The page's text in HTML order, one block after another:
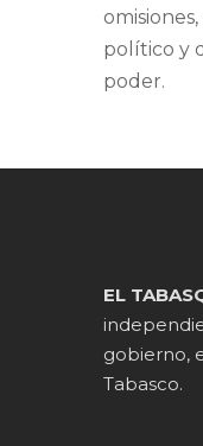
político y
poder.
EL
gobierno,
Tabasco.